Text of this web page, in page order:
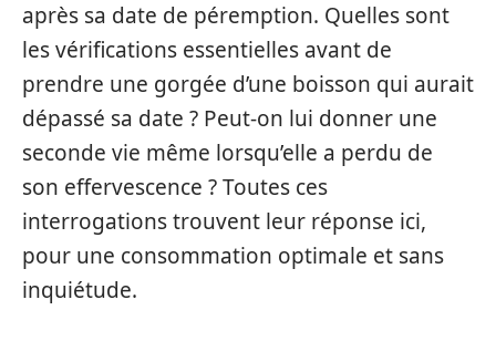
après sa date de péremption. Quelles sont
les vérifications essentielles avant de
prendre une gorgée d’une boisson qui aurait
dépassé sa date ? Peut-on lui donner une
seconde vie même lorsqu’elle a perdu de
son effervescence ? Toutes ces
interrogations trouvent leur réponse ici,
pour une consommation optimale et sans
inquiétude.